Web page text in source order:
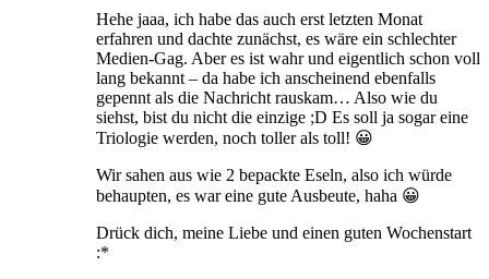
Hehe jaaa, ich habe das auch erst letzten Monat
erfahren und dachte zunächst, es wäre ein schlechter
Medien-Gag. Aber es ist wahr und eigentlich schon voll
lang bekannt – da habe ich anscheinend ebenfalls
gepennt als die Nachricht rauskam… Also wie du
siehst, bist du nicht die einzige ;D Es soll ja sogar eine
Triologie werden, noch toller als toll! 😀
Wir sahen aus wie 2 bepackte Eseln, also ich würde
behaupten, es war eine gute Ausbeute, haha 😀
Drück dich, meine Liebe und einen guten Wochenstart
:*